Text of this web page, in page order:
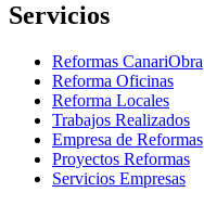
Servicios
Reformas CanariObra
Reforma Oficinas
Reforma Locales
Trabajos Realizados
Empresa de Reformas
Proyectos Reformas
Servicios Empresas